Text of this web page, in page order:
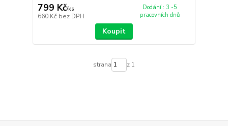
799 Kč/ks
660 Kč bez DPH
Dodání : 3 -5
pracovních dnů
Koupit
strana z 1